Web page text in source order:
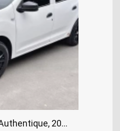
2017